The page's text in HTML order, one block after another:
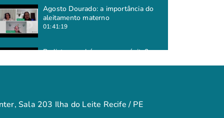
Agosto Dourado: a importância do
aleitamento materno
01:41:19
Pediatra: qual é o seu propósito?
assombrar a saúde pública
Sala 203 Ilha do Leite Recife / PE